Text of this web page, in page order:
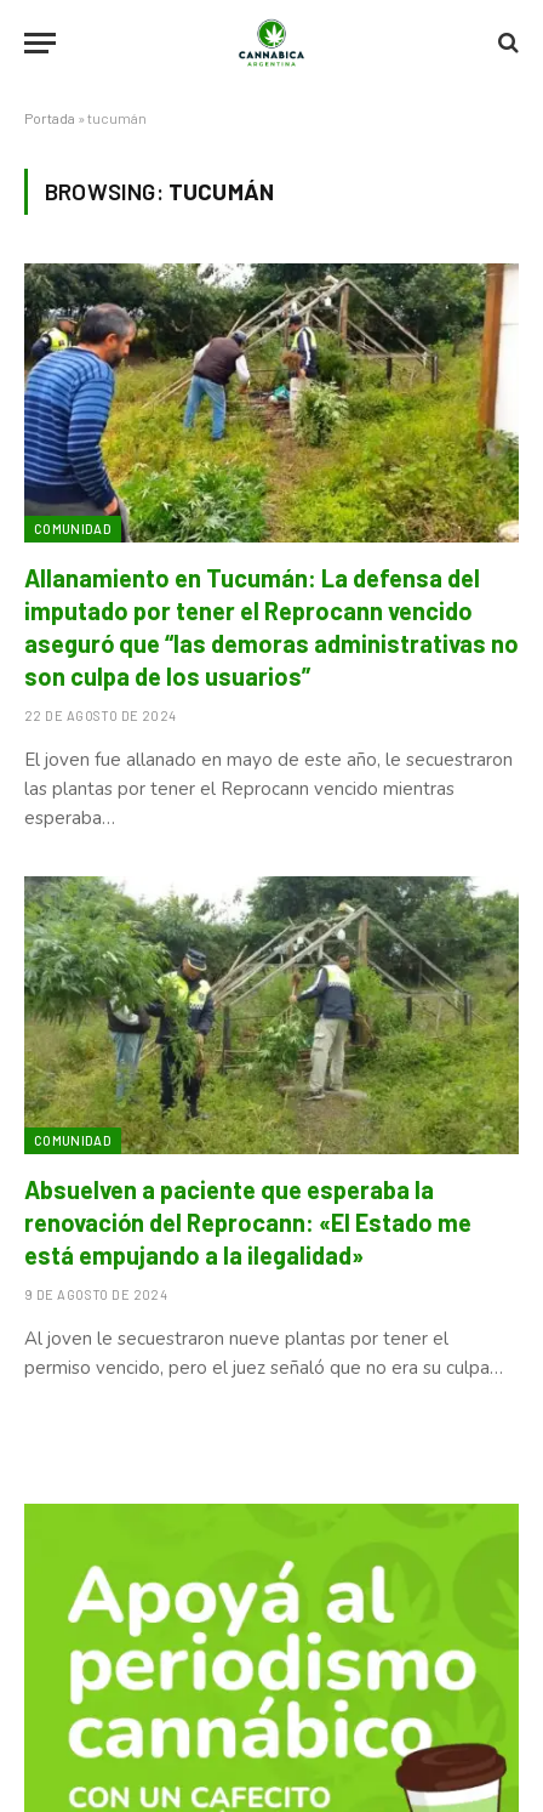
Portada » tucumán
BROWSING: TUCUMÁN
COMUNIDAD
Allanamiento en Tucumán: La defensa del
imputado por tener el Reprocann vencido
aseguró que “las demoras administrativas no
son culpa de los usuarios”
22 DE AGOSTO DE 2024
El joven fue allanado en mayo de este año, le secuestraron
las plantas por tener el Reprocann vencido mientras
esperaba…
COMUNIDAD
Absuelven a paciente que esperaba la
renovación del Reprocann: «El Estado me
está empujando a la ilegalidad»
9 DE AGOSTO DE 2024
Al joven le secuestraron nueve plantas por tener el
permiso vencido, pero el juez señaló que no era su culpa…